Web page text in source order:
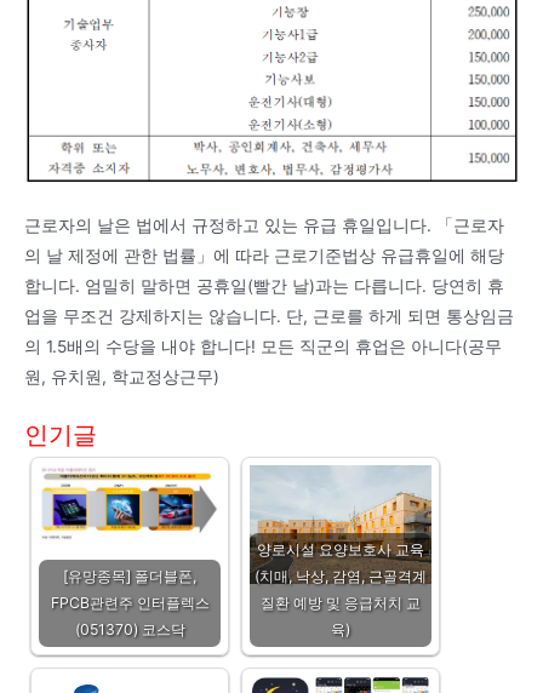
근로자의 날은 법에서 규정하고 있는 유급 휴일입니다. 「근로자
의 날 제정에 관한 법률」에 따라 근로기준법상 유급휴일에 해당
합니다. 엄밀히 말하면 공휴일(빨간 날)과는 다릅니다. 당연히 휴
업을 무조건 강제하지는 않습니다. 단, 근로를 하게 되면 통상임금
의 1.5배의 수당을 내야 합니다! 모든 직군의 휴업은 아니다(공무
원, 유치원, 학교정상근무)
인기글
[유망종목] 폴더블폰,
FPCB관련주 인터플렉스
(051370) 코스닥
양로시설 요양보호사 교육
(치매, 낙상, 감염, 근골격계
질환 예방 및 응급처치 교
육)